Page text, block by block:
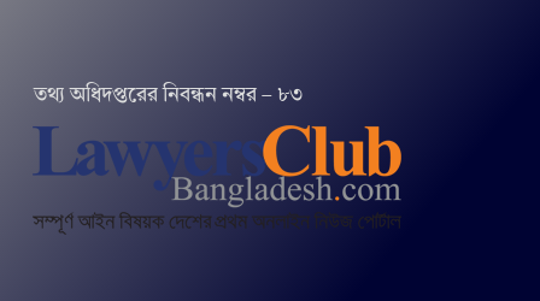
তথ‌্য অ‌ধিদপ্ত‌রের নিবন্ধন নম্বর – ৮৩